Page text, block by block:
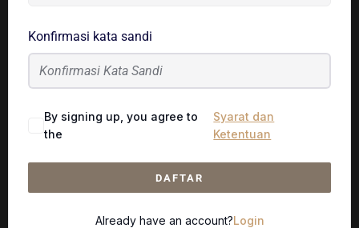
Konfirmasi kata sandi
By signing up, you agree to
the
Syarat dan
Ketentuan
DAFTAR
Already have an account?Login